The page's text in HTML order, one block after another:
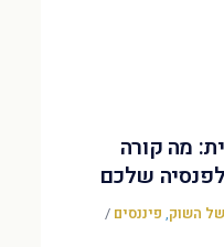
מה קורה
שלכם
השוק, פיננסים /